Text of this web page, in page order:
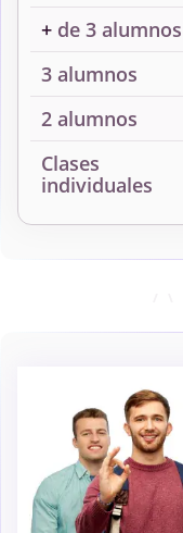
+ de 3 alumnos
3 alumnos
2 alumnos
Clases
individuales